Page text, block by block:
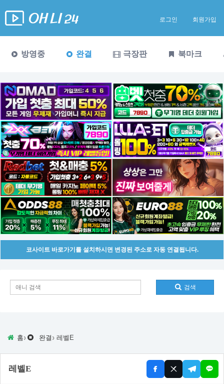
로그인 회원가입
방영중 완결 극장판 북마크
코사이트 바로가기를 설치하시면 변경된 주소로 자동 연결됩니다.
검색
홈› 완결 › 레벨E
레벨E